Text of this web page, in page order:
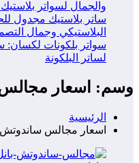
والجمال لسواتر
ساتر بلاستيك مجدول
البلاستيكي وجمال
سواتر بلكونات لكسان:
لساتر البلكونة
وسم: اسعار
الرئيسية
اسعار مجالس ساندوتش